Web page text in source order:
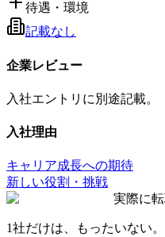
待遇・環境
記載なし
企業レビュー
入社エントリに別途記載。
入社理由
キャリア成長への期待
新しい役割・挑戦
実際に
1社だけは、もったいない